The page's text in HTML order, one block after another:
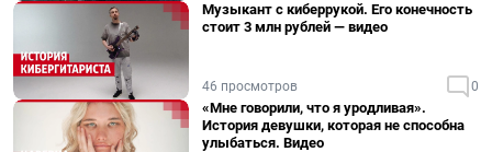
Музыкант с киберрукой. Его конечность
стоит 3 млн рублей — видео
46 просмотров 0
«Мне говорили, что я уродливая».
История девушки, которая не способна
улыбаться. Видео